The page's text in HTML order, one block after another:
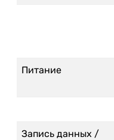
Питание
Запись данных /